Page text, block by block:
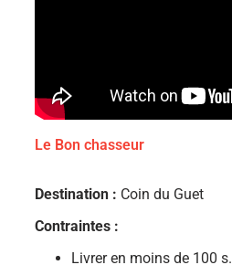
Le Bon chasseur
Destination : Coin du Guet
Contraintes :
Livrer en moins de 100 s.